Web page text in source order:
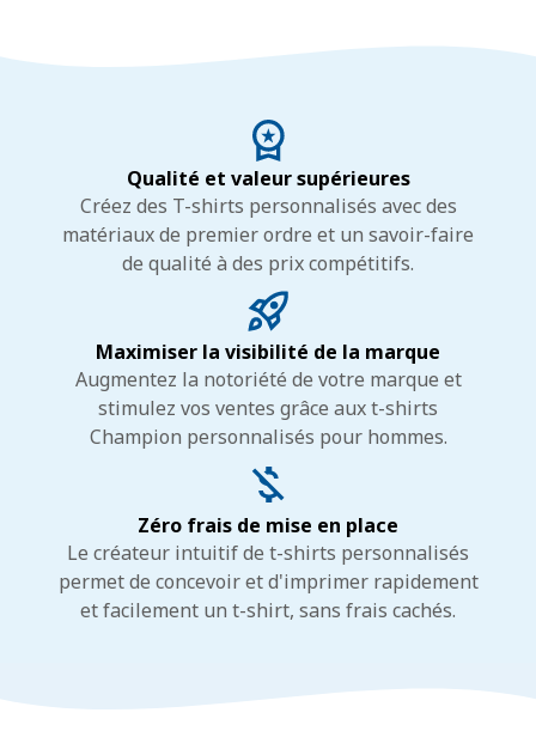
Qualité et valeur supérieures
Créez des T-shirts personnalisés avec des
matériaux de premier ordre et un savoir-faire
de qualité à des prix compétitifs.
Maximiser la visibilité de la marque
Augmentez la notoriété de votre marque et
stimulez vos ventes grâce aux t-shirts
Champion personnalisés pour hommes.
Zéro frais de mise en place
Le créateur intuitif de t-shirts personnalisés
permet de concevoir et d'imprimer rapidement
et facilement un t-shirt, sans frais cachés.